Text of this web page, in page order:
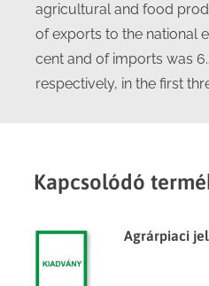
agricultural and food
of exports to the national
cent and of imports was
respectively, in the first
Kapcsolódó
Agrárpiaci